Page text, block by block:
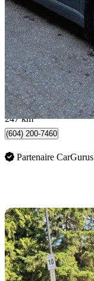
XR299 999 km
5 995 $
0 $/mois env.
Burnaby, BC
247 km
(604) 200-7460
Partenaire CarGurus